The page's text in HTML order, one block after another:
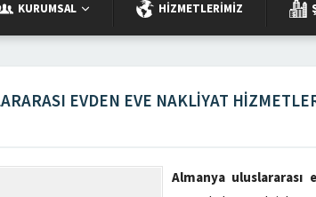
KURUMSAL HIZMETLERIMIZ
EVDEN EVE NAKLIYAT
Almanya uluslararası